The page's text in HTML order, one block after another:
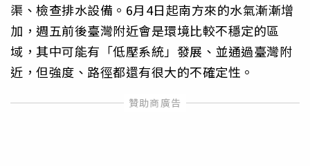
渠、檢查排水設備。6月4日起南方來的水氣漸漸增
加，週五前後臺灣附近會是環境比較不穩定的區
域，其中可能有「低壓系統」發展、並通過臺灣附
近，但強度、路徑都還有很大的不確定性。